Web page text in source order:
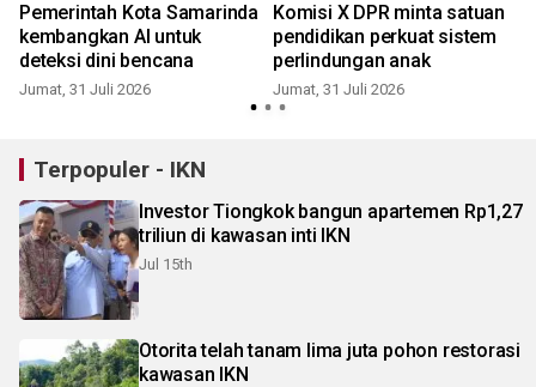
Pemerintah Kota Samarinda
kembangkan AI untuk
deteksi dini bencana
Jumat, 31 Juli 2026
Komisi X DPR minta satuan
pendidikan perkuat sistem
perlindungan anak
Jumat, 31 Juli 2026
Terpopuler - IKN
Investor Tiongkok bangun apartemen Rp1,27
triliun di kawasan inti IKN
Jul 15th
Otorita telah tanam lima juta pohon restorasi
kawasan IKN